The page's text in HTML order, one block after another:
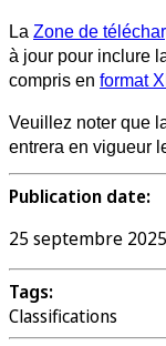
La Zone de
à jour pour inclure
compris en format
Veuillez noter que
entrera en vigueur
Publication date:
25 septembre 2025
Tags:
Classifications